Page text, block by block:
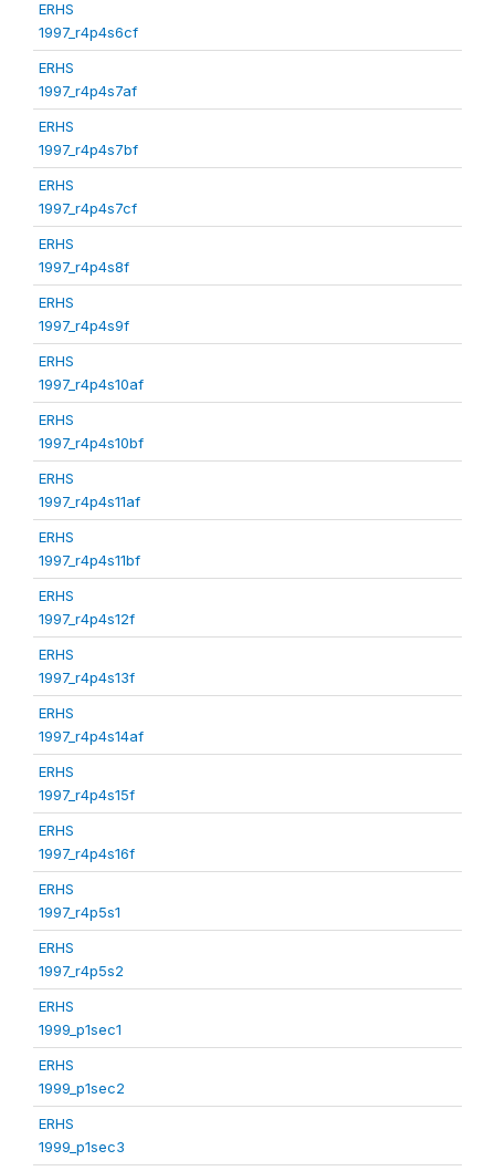
ERHS
1997_r4p4s6cf
ERHS
1997_r4p4s7af
ERHS
1997_r4p4s7bf
ERHS
1997_r4p4s7cf
ERHS
1997_r4p4s8f
ERHS
1997_r4p4s9f
ERHS
1997_r4p4s10af
ERHS
1997_r4p4s10bf
ERHS
1997_r4p4s11af
ERHS
1997_r4p4s11bf
ERHS
1997_r4p4s12f
ERHS
1997_r4p4s13f
ERHS
1997_r4p4s14af
ERHS
1997_r4p4s15f
ERHS
1997_r4p4s16f
ERHS
1997_r4p5s1
ERHS
1997_r4p5s2
ERHS
1999_p1sec1
ERHS
1999_p1sec2
ERHS
1999_p1sec3